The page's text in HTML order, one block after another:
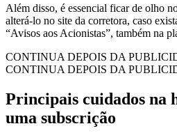
Além disso, é essencial ficar de olho
alterá-lo no site da corretora, caso
“Avisos aos Acionistas”, também na
CONTINUA DEPOIS DA
CONTINUA DEPOIS DA
Principais cuidados na
uma subscrição